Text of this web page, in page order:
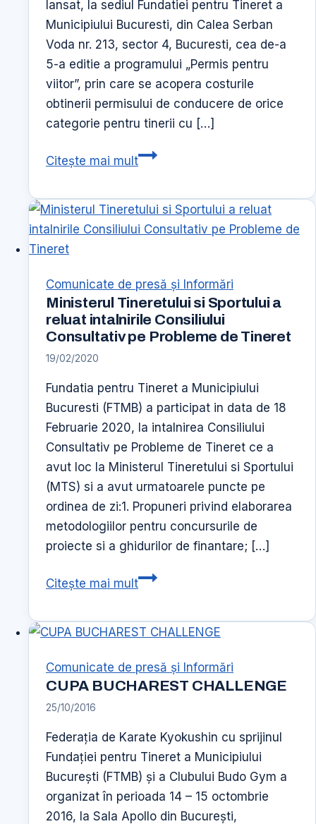
lansat, la sediul Fundatiei pentru Tineret a
Municipiului Bucuresti, din Calea Serban
Voda nr. 213, sector 4, Bucuresti, cea de-a
5-a editie a programului „Permis pentru
viitor”, prin care se acopera costurile
obtinerii permisului de conducere de orice
categorie pentru tinerii cu […]
Citește mai multMOL
Fundatia
Pentru
acces
la
„Permis
pentru
al
5-
lea
an
consecutiv
Comunicate de presă şi Informări
Ministerul Tineretului si Sportului a
reluat intalnirile Consiliului
Consultativ pe Probleme de Tineret
19/02/2020
Fundatia pentru Tineret a Municipiului
Bucuresti (FTMB) a participat in data de 18
Februarie 2020, la intalnirea Consiliului
Consultativ pe Probleme de Tineret ce a
avut loc la Ministerul Tineretului si Sportului
(MTS) si a avut urmatoarele puncte pe
ordinea de zi:1. Propuneri privind elaborarea
metodologiilor pentru concursurile de
proiecte si a ghidurilor de finantare; […]
Citește mai multMinisterul
Sportului
reluat
intalnirile
Consultativ
pe
Probleme
de
Tineret
Comunicate de presă şi Informări
CUPA BUCHAREST CHALLENGE
25/10/2016
Federația de Karate Kyokushin cu sprijinul
Fundației pentru Tineret a Municipiului
București (FTMB) și a Clubului Budo Gym a
organizat în perioada 14 – 15 octombrie
2016, la Sala Apollo din București,